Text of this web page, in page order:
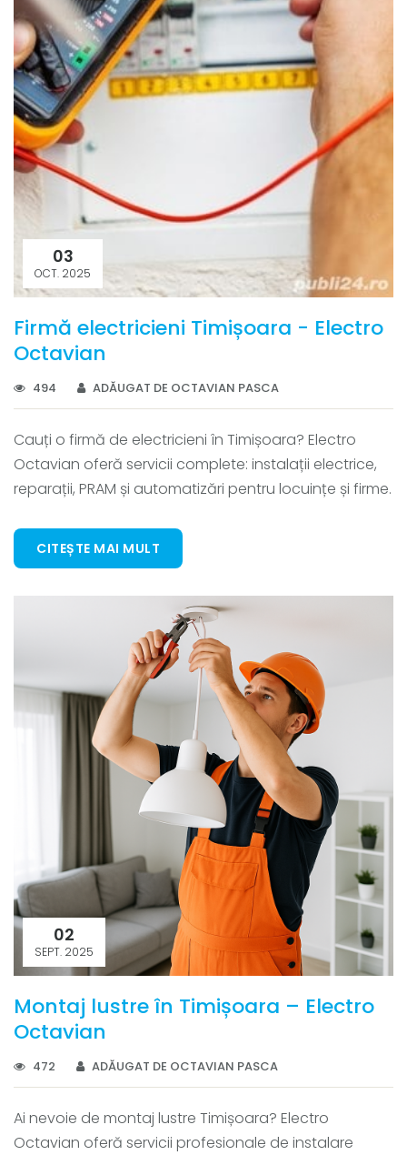
03
OCT. 2025
Firmă electricieni Timișoara - Electro
Octavian
494 ADĂUGAT DE OCTAVIAN PASCA
Cauți o firmă de electricieni în Timișoara? Electro
Octavian oferă servicii complete: instalații electrice,
reparații, PRAM și automatizări pentru locuințe și firme.
CITEȘTE MAI MULT
02
SEPT. 2025
Montaj lustre în Timișoara – Electro
Octavian
472 ADĂUGAT DE OCTAVIAN PASCA
Ai nevoie de montaj lustre Timișoara? Electro
Octavian oferă servicii profesionale de instalare